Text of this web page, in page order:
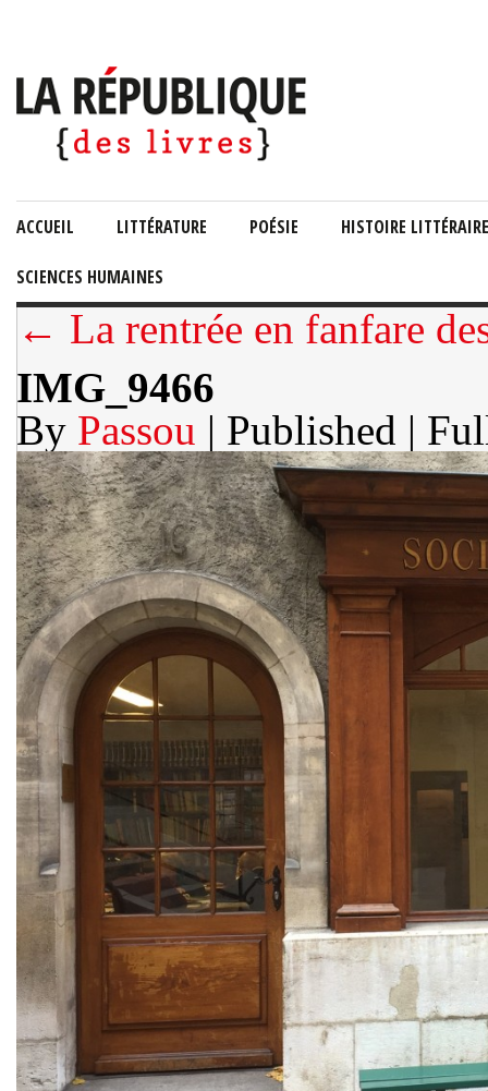
ACCUEIL LITTÉRATURE POÉSIE HISTOIRE LITTÉRAIRE
SCIENCES HUMAINES
← La rentrée en fanfare
IMG_9466
By Passou | Published |